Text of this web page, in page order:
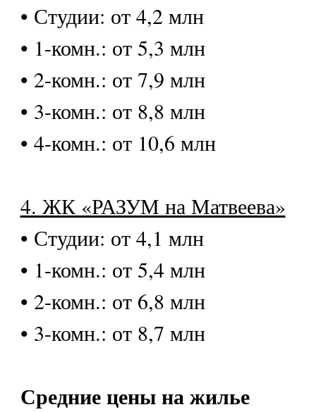
• Студии: от 4,2 млн
• 1-комн.: от 5,3 млн
• 2-комн.: от 7,9 млн
• 3-комн.: от 8,8 млн
• 4-комн.: от 10,6 млн
4. ЖК «РАЗУМ на Матвеева»
• Студии: от 4,1 млн
• 1-комн.: от 5,4 млн
• 2-комн.: от 6,8 млн
• 3-комн.: от 8,7 млн
Средние цены на жилье